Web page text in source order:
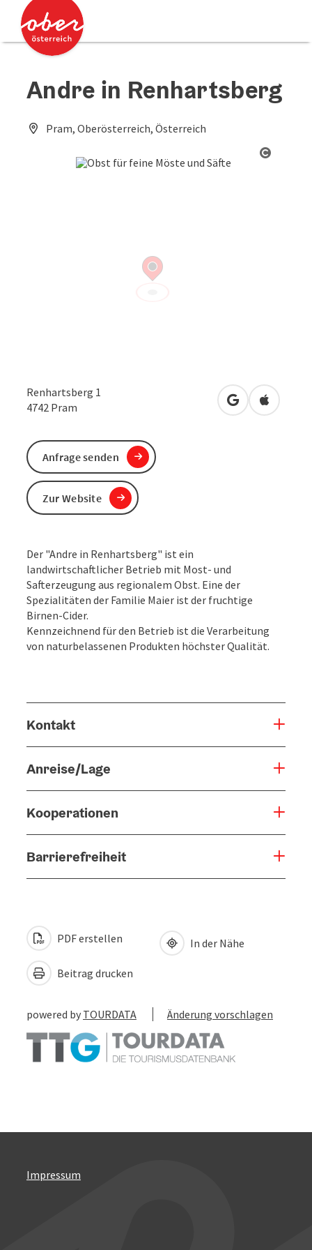
Zum Inhalt
Zum Seitenanfang
Andre in Renhartsberg
Pram, Oberösterreich, Österreich
Renhartsberg 1
4742 Pram in Googlein Apple
Der "Andre in Renhartsberg" ist ein
landwirtschaftlicher Betrieb mit Most- und
Safterzeugung aus regionalem Obst. Eine der
Spezialitäten der Familie Maier ist der fruchtige
Birnen-Cider.
Kennzeichnend für den Betrieb ist die Verarbeitung
von naturbelassenen Produkten höchster Qualität.
Kontakt
Anreise/Lage
Kooperationen
Barrierefreiheit
Anfrage senden
Zur Website
PDF erstellen
Beitrag drucken
In der Nähe
powered by TOURDATA Änderung vorschlagen
Impressum